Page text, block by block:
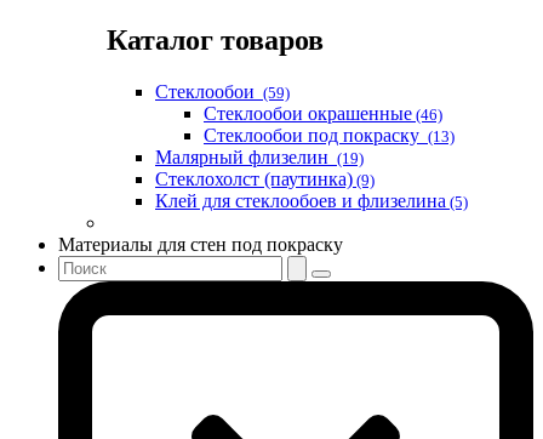
Каталог товаров
Стеклообои (59)
Стеклообои окрашенные (46)
Стеклообои под покраску (13)
Малярный флизелин (19)
Стеклохолст (паутинка) (9)
Клей для стеклообоев и флизелина (5)
Материалы для стен под покраску